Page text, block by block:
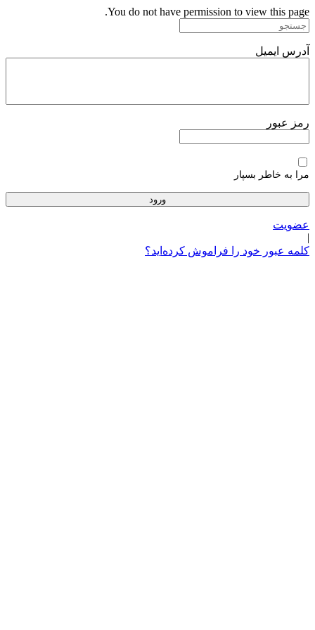
پرش
به
You do not have permission to view this page.
آدرس ایمیل
رمز عبور
مرا به خاطر بسپار
عضویت
|
کلمه عبور خود را فراموش کرده‌اید؟